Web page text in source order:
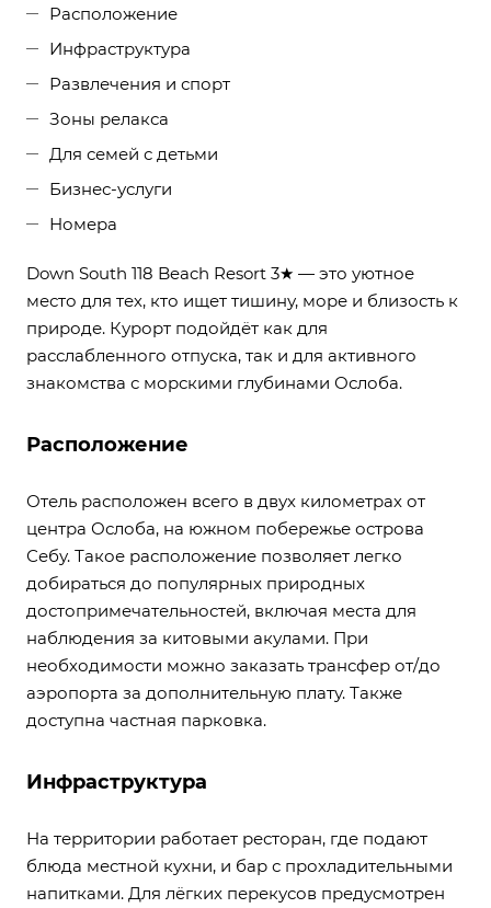
Расположение
Инфраструктура
Развлечения и спорт
Зоны релакса
Для семей с детьми
Бизнес-услуги
Номера
Down South 118 Beach Resort 3★ — это уютное
место для тех, кто ищет тишину, море и близость к
природе. Курорт подойдёт как для
расслабленного отпуска, так и для активного
знакомства с морскими глубинами Ослоба.
Расположение
Отель расположен всего в двух километрах от
центра Ослоба, на южном побережье острова
Себу. Такое расположение позволяет легко
добираться до популярных природных
достопримечательностей, включая места для
наблюдения за китовыми акулами. При
необходимости можно заказать трансфер от/до
аэропорта за дополнительную плату. Также
доступна частная парковка.
Инфраструктура
На территории работает ресторан, где подают
блюда местной кухни, и бар с прохладительными
напитками. Для лёгких перекусов предусмотрен